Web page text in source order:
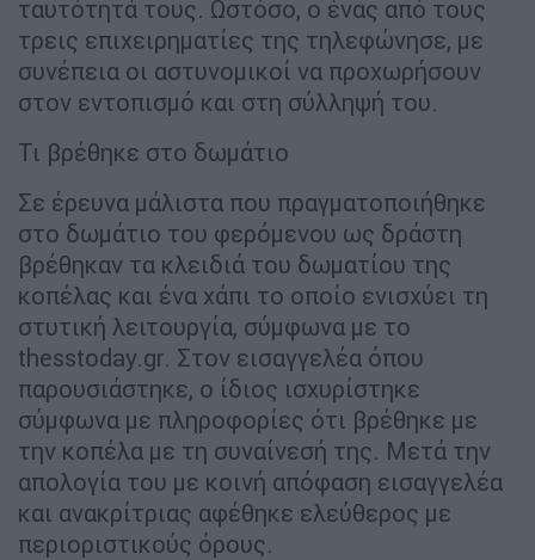
ταυτότητά τους. Ωστόσο, ο ένας από τους
τρεις επιχειρηματίες της τηλεφώνησε, με
συνέπεια οι αστυνομικοί να προχωρήσουν
στον εντοπισμό και στη σύλληψή του.
Τι βρέθηκε στο δωμάτιο
Σε έρευνα μάλιστα που πραγματοποιήθηκε
στο δωμάτιο του φερόμενου ως δράστη
βρέθηκαν τα κλειδιά του δωματίου της
κοπέλας και ένα χάπι το οποίο ενισχύει τη
στυτική λειτουργία, σύμφωνα με το
thesstoday.gr. Στον εισαγγελέα όπου
παρουσιάστηκε, ο ίδιος ισχυρίστηκε
σύμφωνα με πληροφορίες ότι βρέθηκε με
την κοπέλα με τη συναίνεσή της. Μετά την
απολογία του με κοινή απόφαση εισαγγελέα
και ανακρίτριας αφέθηκε ελεύθερος με
περιοριστικούς όρους.